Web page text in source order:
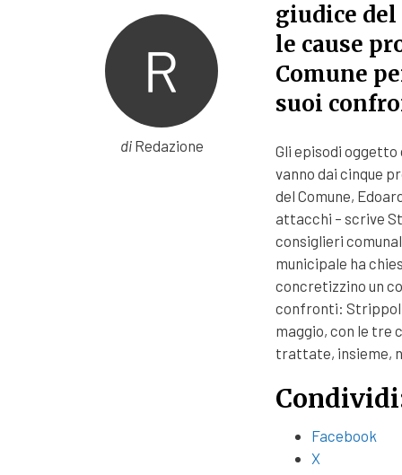
diRedazione
giudice
le cause
Comune
suoi
Gli episodi oggetto
vanno dai cinque
del Comune,
attacchi – scrive
consiglieri
municipale ha
concretizzino un
confronti: Strippoli
maggio, con le tre
trattate, insieme,
Facebook
X